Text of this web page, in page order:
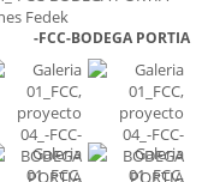
-FCC-BODEGA PORTIA